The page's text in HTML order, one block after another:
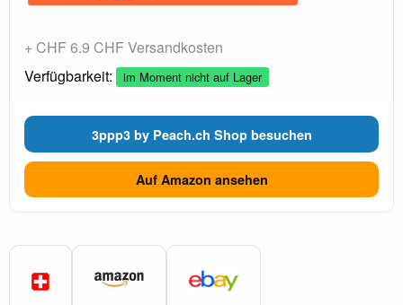
+ CHF 6.9 CHF Versandkosten
Verfügbarkeit:
im Moment nicht auf Lager
3ppp3 by Peach.ch Shop besuchen
Auf Amazon ansehen